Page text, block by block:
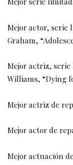
Mejor actor, serie
Graham,
Mejor actriz,
Williams, “Dying
Mejor actriz de
Mejor actor de
Mejor actuación